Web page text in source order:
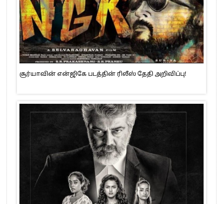
சூர்யாவின் என்ஜிகே படத்தின் ரிலீஸ் தேதி அறிவிப்பு!